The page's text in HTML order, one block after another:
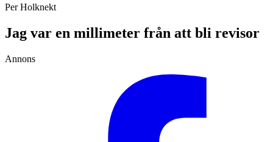
Per Holknekt
Jag var en millimeter från att bli revisor
Annons